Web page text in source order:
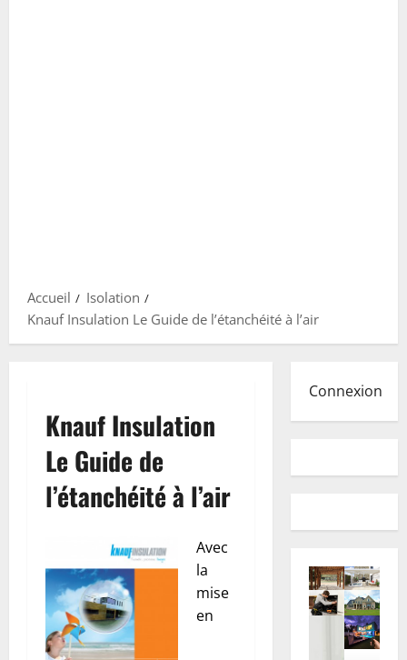
Accueil
Isolation
Knauf Insulation Le Guide de l’étanchéité à l’air
Knauf Insulation
Le Guide de
l’étanchéité à l’air
Avec
la
mise
en
Connexion